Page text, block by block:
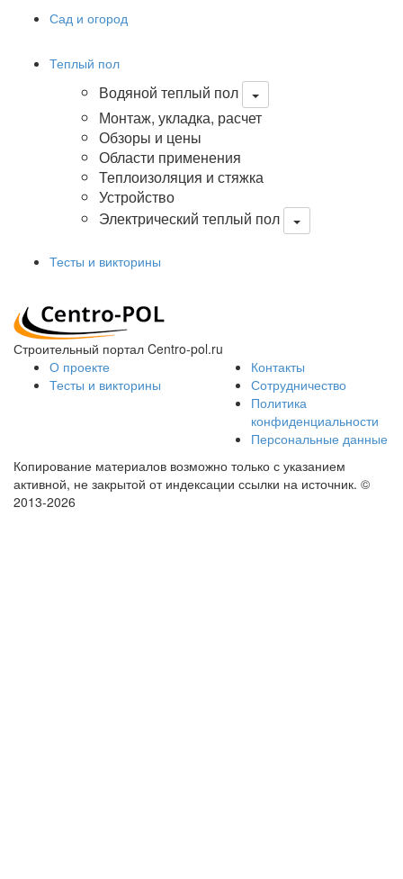
Сад и огород
Теплый пол
Водяной теплый пол
Монтаж, укладка, расчет
Обзоры и цены
Области применения
Теплоизоляция и стяжка
Устройство
Электрический теплый пол
Тесты и викторины
Строительный портал Centro-pol.ru
О проекте
Тесты и викторины
Контакты
Сотрудничество
Политика
конфиденциальности
Персональные данные
Копирование материалов возможно только с указанием
активной, не закрытой от индексации ссылки на источник. ©
2013-2026